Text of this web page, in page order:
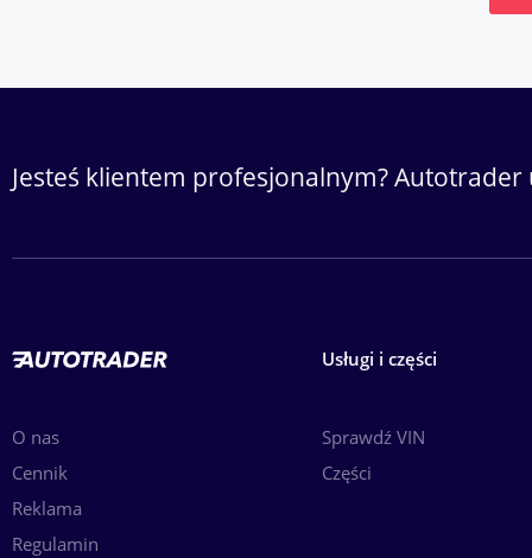
Jesteś klientem profesjonalnym?
O nas
Cennik
Reklama
Regulamin
Usługi i części
Sprawdź VIN
Części